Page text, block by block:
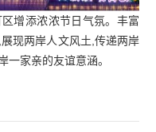
增添浓浓节日气氛。丰富
现两岸人文风土,传递两岸
一家亲的友谊意涵。